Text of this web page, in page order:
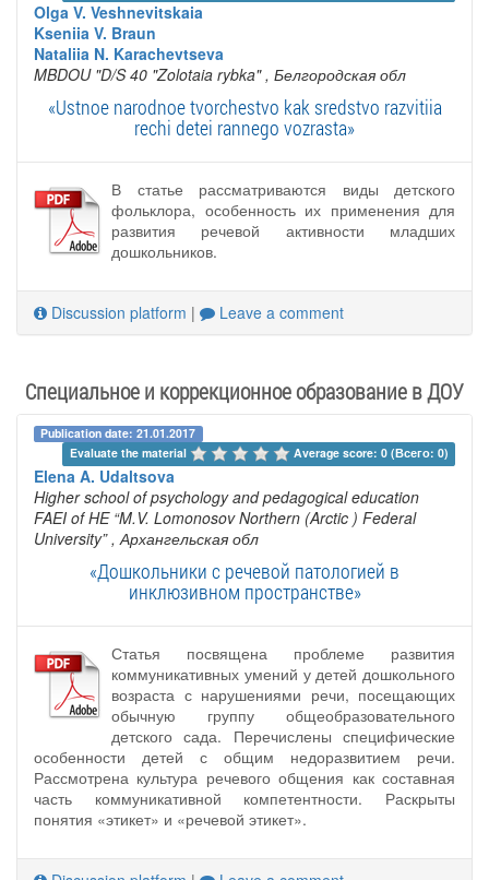
Olga V. Veshnevitskaia
Kseniia V. Braun
Nataliia N. Karachevtseva
MBDOU "D/S 40 "Zolotaia rybka" , Белгородская обл
«Ustnoe narodnoe tvorchestvo kak sredstvo razvitiia
rechi detei rannego vozrasta»
В статье рассматриваются виды детского
фольклора, особенность их применения для
развития речевой активности младших
дошкольников.
Discussion platform | Leave a comment
Специальное и коррекционное образование в ДОУ
Publication date: 21.01.2017
Evaluate the material
Average score: 0 (Всего: 0)
Elena A. Udaltsova
Higher school of psychology and pedagogical education
FAEI of HE “M.V. Lomonosov Northern (Arctic ) Federal
University” , Архангельская обл
«Дошкольники с речевой патологией в
инклюзивном пространстве»
Статья посвящена проблеме развития
коммуникативных умений у детей дошкольного
возраста с нарушениями речи, посещающих
обычную группу общеобразовательного
детского сада. Перечислены специфические
особенности детей с общим недоразвитием речи.
Рассмотрена культура речевого общения как составная
часть коммуникативной компетентности. Раскрыты
понятия «этикет» и «речевой этикет».